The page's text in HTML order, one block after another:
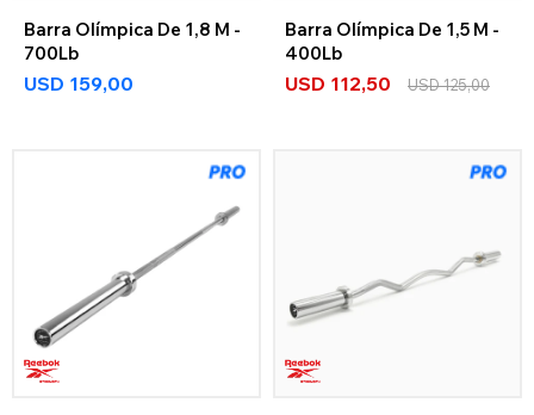
Barra Olímpica De 1,8 M -
700Lb
USD 159,00
Barra Olímpica De 1,5 M -
400Lb
USD 112,50 USD125,00